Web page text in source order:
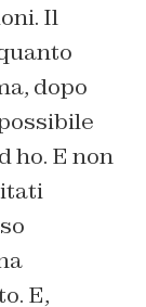
Il
dopo
ho. E non
E,